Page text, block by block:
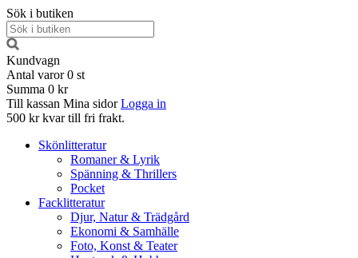
Sök i butiken
Kundvagn
Antal varor 0 st
Summa 0 kr
Till kassan Mina sidor Logga in
500 kr kvar till fri frakt.
Skönlitteratur
Romaner & Lyrik
Spänning & Thrillers
Pocket
Facklitteratur
Djur, Natur & Trädgård
Ekonomi & Samhälle
Foto, Konst & Teater